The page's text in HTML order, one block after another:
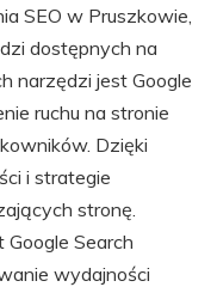
SEO w Pruszkowie,
dostępnych na
narzędzi jest Google
ruchu na stronie
Dzięki
i strategie
stronę.
Search
wydajności